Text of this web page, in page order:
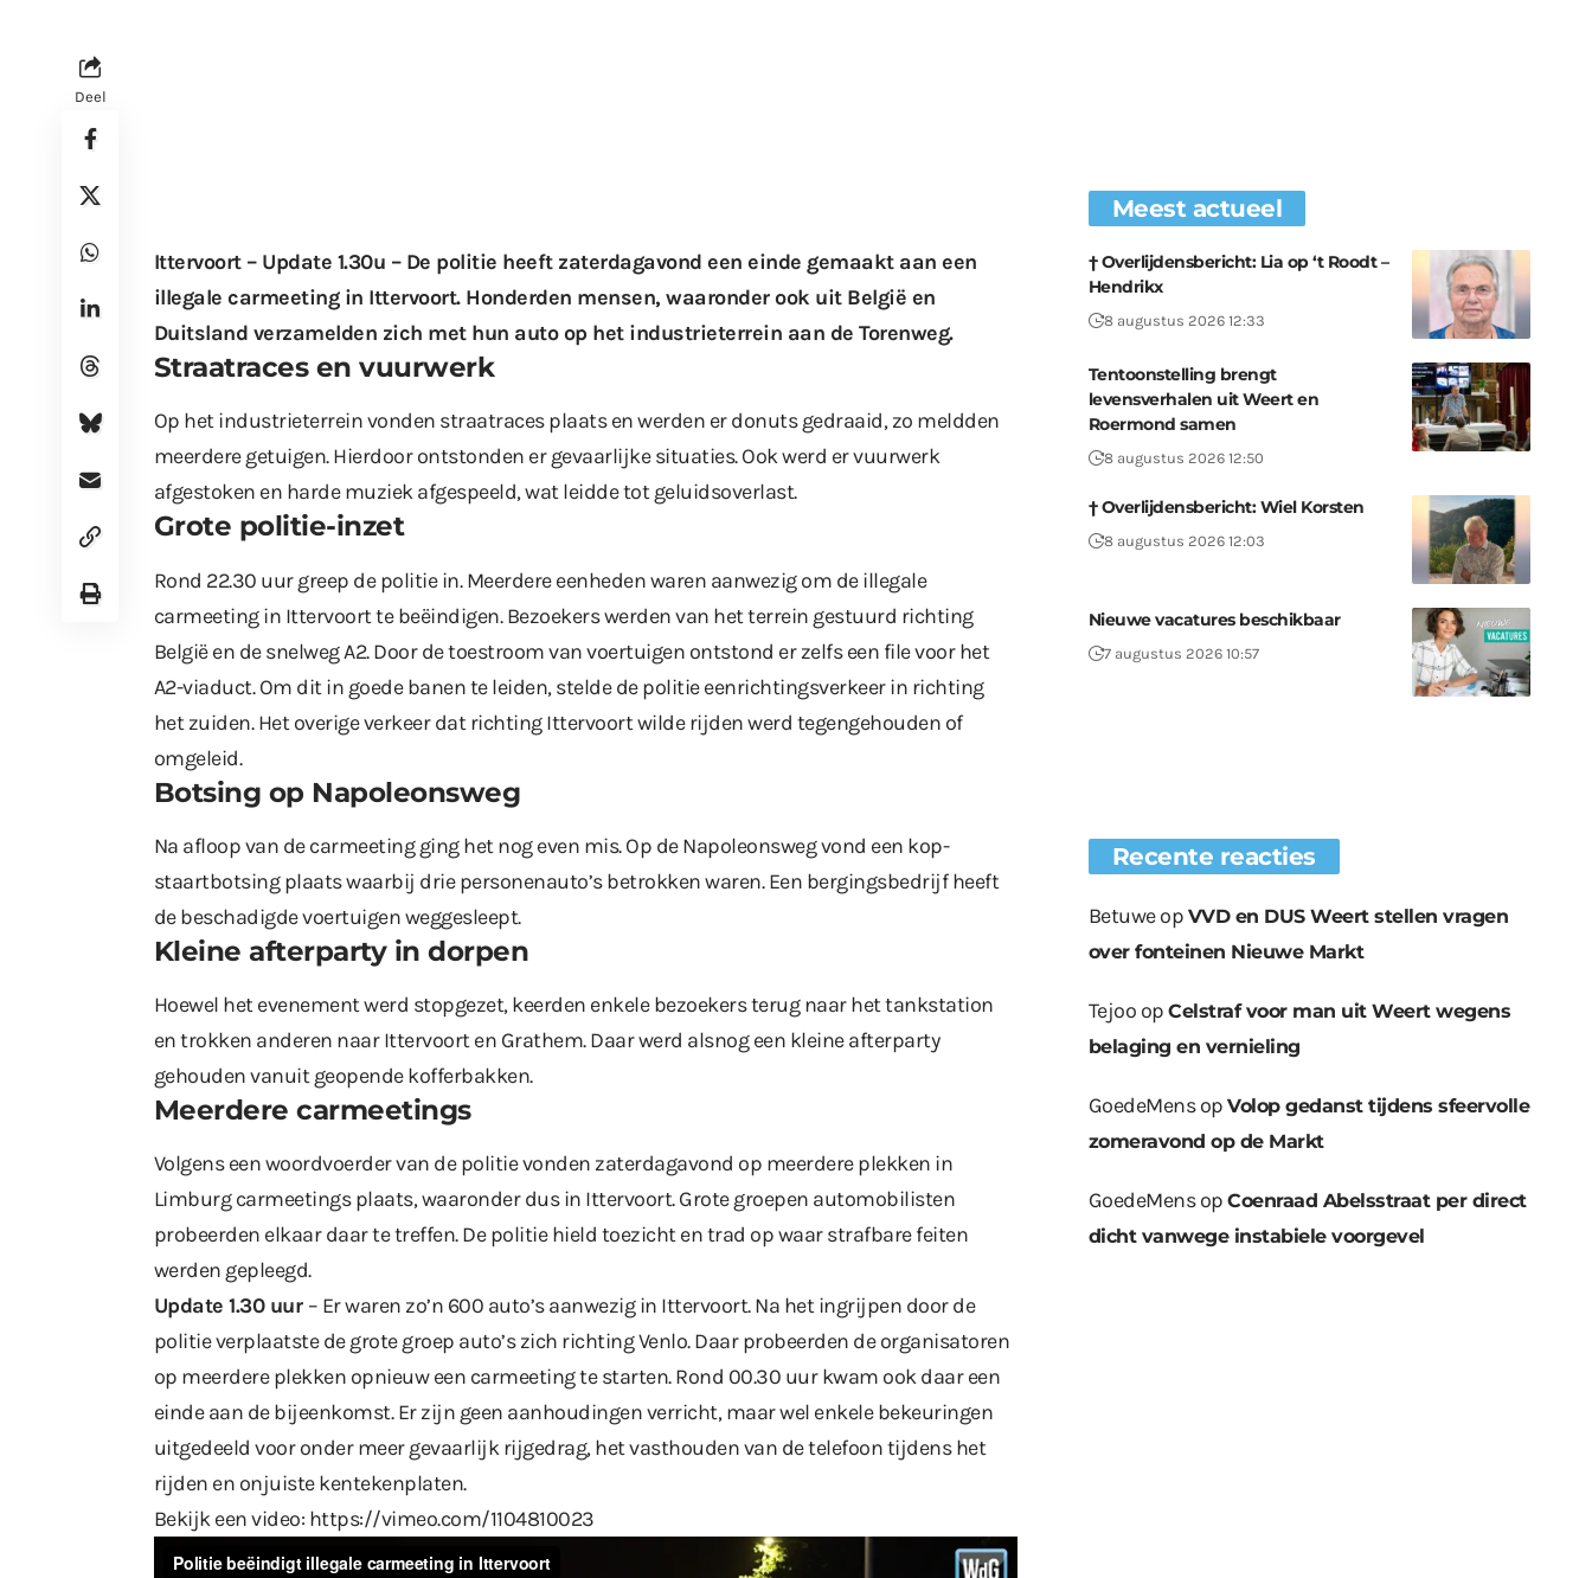
Deel
Ittervoort – Update 1.30u – De politie heeft zaterdagavond een einde gemaakt aan een
illegale carmeeting in Ittervoort. Honderden mensen, waaronder ook uit België en
Duitsland verzamelden zich met hun auto op het industrieterrein aan de Torenweg.
Straatraces en vuurwerk
Op het industrieterrein vonden straatraces plaats en werden er donuts gedraaid, zo meldden
meerdere getuigen. Hierdoor ontstonden er gevaarlijke situaties. Ook werd er vuurwerk
afgestoken en harde muziek afgespeeld, wat leidde tot geluidsoverlast.
Grote politie-inzet
Rond 22.30 uur greep de politie in. Meerdere eenheden waren aanwezig om de illegale
carmeeting in Ittervoort te beëindigen. Bezoekers werden van het terrein gestuurd richting
België en de snelweg A2. Door de toestroom van voertuigen ontstond er zelfs een file voor het
A2-viaduct. Om dit in goede banen te leiden, stelde de politie eenrichtingsverkeer in richting
het zuiden. Het overige verkeer dat richting Ittervoort wilde rijden werd tegengehouden of
omgeleid.
Botsing op Napoleonsweg
Na afloop van de carmeeting ging het nog even mis. Op de Napoleonsweg vond een kop-
staartbotsing plaats waarbij drie personenauto’s betrokken waren. Een bergingsbedrijf heeft
de beschadigde voertuigen weggesleept.
Kleine afterparty in dorpen
Hoewel het evenement werd stopgezet, keerden enkele bezoekers terug naar het tankstation
en trokken anderen naar Ittervoort en Grathem. Daar werd alsnog een kleine afterparty
gehouden vanuit geopende kofferbakken.
Meerdere carmeetings
Volgens een woordvoerder van de politie vonden zaterdagavond op meerdere plekken in
Limburg carmeetings plaats, waaronder dus in Ittervoort. Grote groepen automobilisten
probeerden elkaar daar te treffen. De politie hield toezicht en trad op waar strafbare feiten
werden gepleegd.
Update 1.30 uur – Er waren zo’n 600 auto’s aanwezig in Ittervoort. Na het ingrijpen door de
politie verplaatste de grote groep auto’s zich richting Venlo. Daar probeerden de organisatoren
op meerdere plekken opnieuw een carmeeting te starten. Rond 00.30 uur kwam ook daar een
einde aan de bijeenkomst. Er zijn geen aanhoudingen verricht, maar wel enkele bekeuringen
uitgedeeld voor onder meer gevaarlijk rijgedrag, het vasthouden van de telefoon tijdens het
rijden en onjuiste kentekenplaten.
Bekijk een video: https://vimeo.com/1104810023
Meest actueel
† Overlijdensbericht: Lia op ‘t Roodt –
Hendrikx
8 augustus 2026 12:33
Tentoonstelling brengt
levensverhalen uit Weert en
Roermond samen
8 augustus 2026 12:50
† Overlijdensbericht: Wiel Korsten
8 augustus 2026 12:03
Nieuwe vacatures beschikbaar
7 augustus 2026 10:57
Recente reacties
Betuweop VVD en DUS Weert stellen vragen
over fonteinen Nieuwe Markt
Tejoo opCelstraf voor man uit Weert wegens
belaging en vernieling
GoedeMensopVolop gedanst tijdens sfeervolle
zomeravond op de Markt
GoedeMensopCoenraad Abelsstraat per direct
dicht vanwege instabiele voorgevel